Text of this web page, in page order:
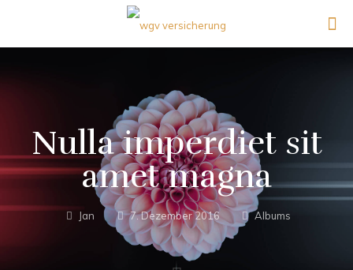
Nulla imperdiet sit
amet magna
Jan 7. Dezember 2016 Albums